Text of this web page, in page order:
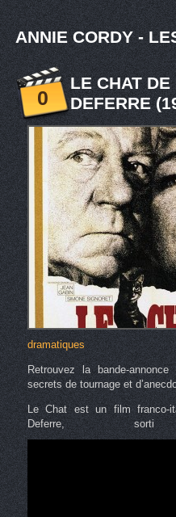
ANNIE CORDY -
0
LE CHAT DE
DEFERRE
dramatiques
Retrouvez la bande-
secrets de tournage et
Le Chat est un film franco-
Deferre,